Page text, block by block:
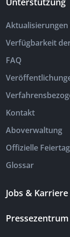
Verfügbarkeit
FAQ
Kontakt
Aboverwaltung
Offizielle
Glossar
Jobs & Karriere
Pressezentrum